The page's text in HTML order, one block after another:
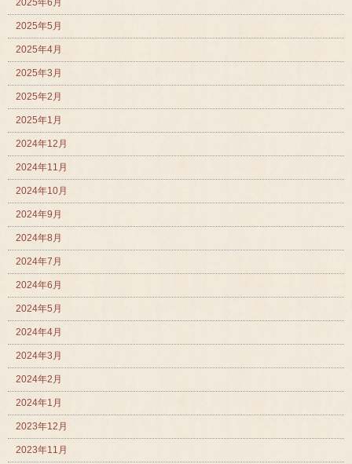
2025年6月
2025年5月
2025年4月
2025年3月
2025年2月
2025年1月
2024年12月
2024年11月
2024年10月
2024年9月
2024年8月
2024年7月
2024年6月
2024年5月
2024年4月
2024年3月
2024年2月
2024年1月
2023年12月
2023年11月